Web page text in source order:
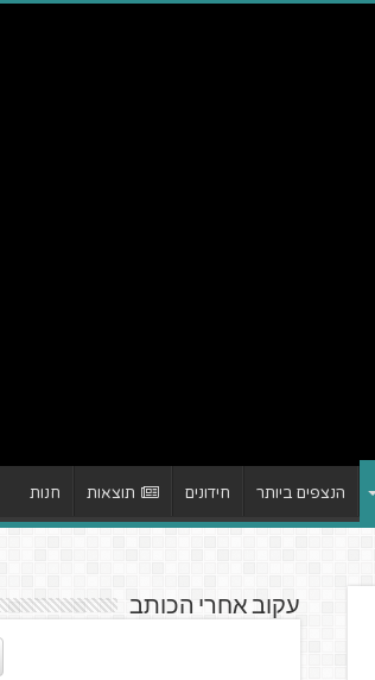
הנצפים ביותר חידונים תוצאות חנות
עקוב אחרי הכותב